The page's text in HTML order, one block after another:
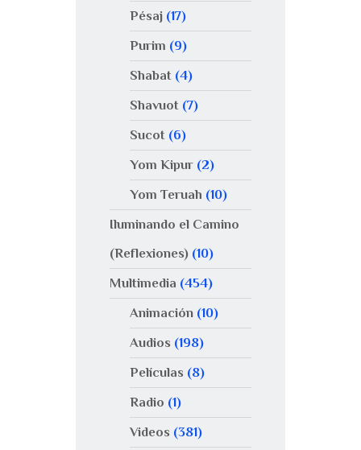
Pésaj(17)
Purim (9)
Shabat(4)
Shavuot(7)
Sucot(6)
Yom Kipur(2)
Yom Teruah (10)
Iluminando el Camino
(Reflexiones) (10)
Multimedia (454)
Animación(10)
Audios (198)
Películas (8)
Radio (1)
Videos (381)